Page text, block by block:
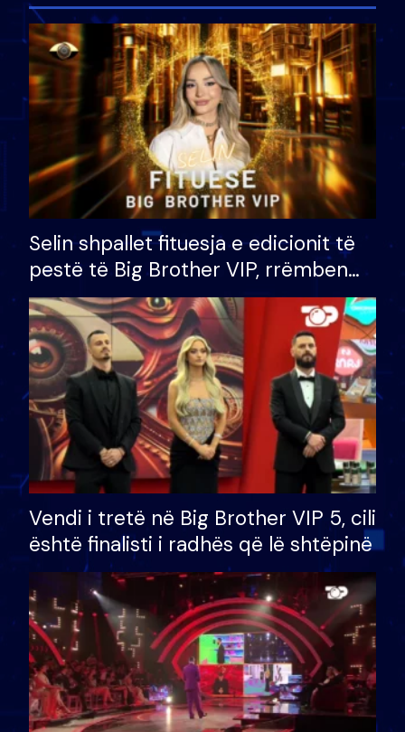
Selin shpallet fituesja e edicionit të
pestë të Big Brother VIP, rrëmben
çmimin e madh prej 100 mijë eurosh
Vendi i tretë në Big Brother VIP 5, cili
është finalisti i radhës që lë shtëpinë